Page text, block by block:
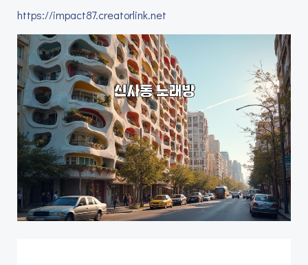
https://impact87.creatorlink.net